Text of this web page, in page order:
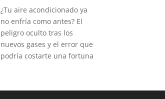
¿Tu aire acondicionado ya
no enfría como antes? El
peligro oculto tras los
nuevos gases y el error que
podría costarte una fortuna